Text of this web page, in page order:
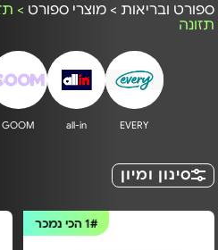
ספורט ובריאות > מוצרי ספורט >
תזונה
EVERY
all-in
GOOM
סינון ומיון
1#הכי נמכר